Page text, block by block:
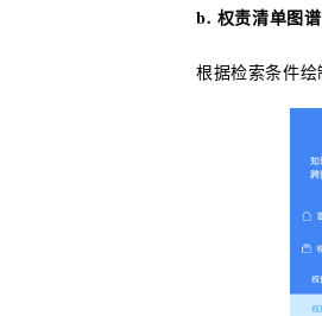
b. 权责清单图谱
根据检索条件绘